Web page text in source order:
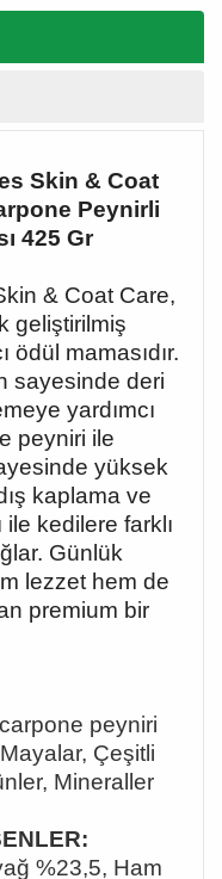
Skin & Coat
Peynirli
425 Gr
& Coat Care,
geliştirilmiş
ödül mamasıdır.
sayesinde deri
yardımcı
peyniri ile
yüksek
kaplama ve
kedilere farklı
Günlük
lezzet hem de
premium bir
peyniri
Çeşitli
Mineraller
%23,5, Ham